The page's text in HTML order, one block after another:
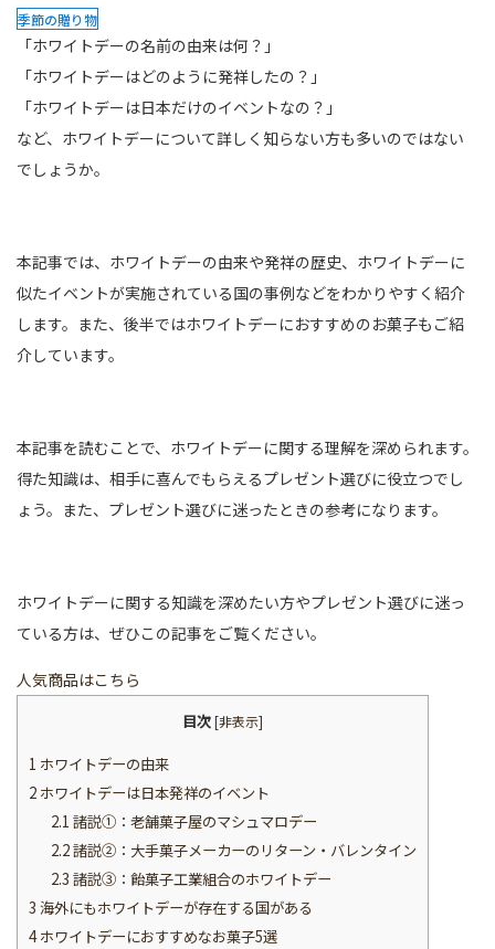
季節の贈り物
「ホワイトデーの名前の由来は何？」
「ホワイトデーはどのように発祥したの？」
「ホワイトデーは日本だけのイベントなの？」
など、ホワイトデーについて詳しく知らない方も多いのではない
でしょうか。
本記事では、ホワイトデーの由来や発祥の歴史、ホワイトデーに
似たイベントが実施されている国の事例などをわかりやすく紹介
します。また、後半ではホワイトデーにおすすめのお菓子もご紹
介しています。
本記事を読むことで、ホワイトデーに関する理解を深められます。
得た知識は、相手に喜んでもらえるプレゼント選びに役立つでし
ょう。また、プレゼント選びに迷ったときの参考になります。
ホワイトデーに関する知識を深めたい方やプレゼント選びに迷っ
ている方は、ぜひこの記事をご覧ください。
人気商品はこちら
目次[非表示]
1 ホワイトデーの由来
2 ホワイトデーは日本発祥のイベント
2.1 諸説➀：老舗菓子屋のマシュマロデー
2.2諸説➁：大手菓子メーカーのリターン・バレンタイン
2.3 諸説➂：飴菓子工業組合のホワイトデー
3 海外にもホワイトデーが存在する国がある
4ホワイトデーにおすすめなお菓子5選